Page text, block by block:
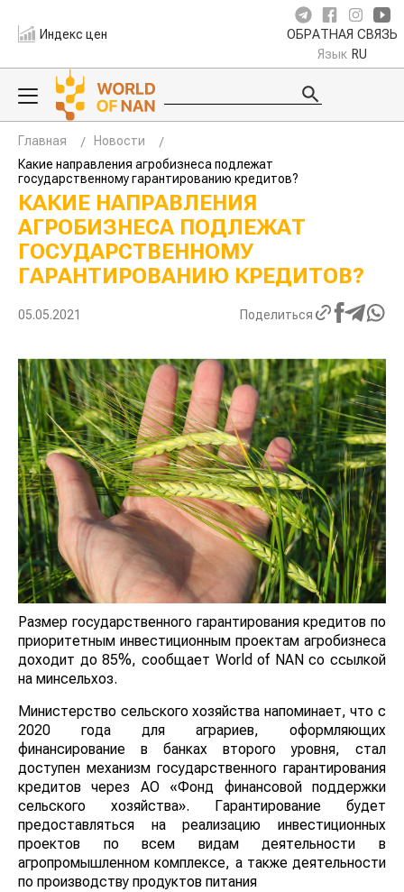
Индекс цен ОБРАТНАЯ СВЯЗЬ
Язык RU
Главная
Новости
Какие направления агробизнеса подлежат
государственному гарантированию кредитов?
КАКИЕ НАПРАВЛЕНИЯ
АГРОБИЗНЕСА ПОДЛЕЖАТ
ГОСУДАРСТВЕННОМУ
ГАРАНТИРОВАНИЮ КРЕДИТОВ?
05.05.2021 Поделиться
Размер государственного гарантирования кредитов по
приоритетным инвестиционным проектам агробизнеса
доходит до 85%, сообщает World of NAN со ссылкой
на минсельхоз.
Министерство сельского хозяйства напоминает, что с
2020 года для аграриев, оформляющих
финансирование в банках второго уровня, стал
доступен механизм государственного гарантирования
кредитов через АО «Фонд финансовой поддержки
сельского хозяйства». Гарантирование будет
предоставляться на реализацию инвестиционных
проектов по всем видам деятельности в
агропромышленном комплексе, а также деятельности
по производству продуктов питания